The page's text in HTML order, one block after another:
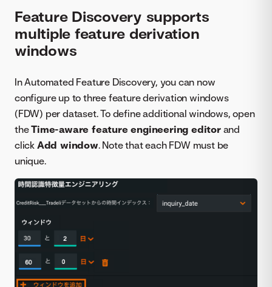
Feature Discovery supports
multiple feature derivation
windows
In Automated Feature Discovery, you can now
configure up to three feature derivation windows
(FDW) per dataset. To define additional windows, open
theTime-aware feature engineering editorand
click Add window. Note that each FDW must be
unique.